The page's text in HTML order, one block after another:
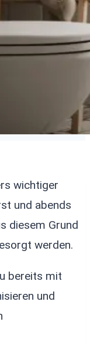
wichtiger
und abends
diesem Grund
werden.
bereits mit
und